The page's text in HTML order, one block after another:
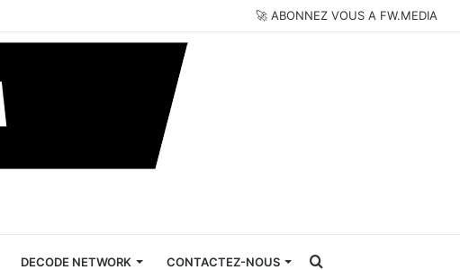
🚀 ABONNEZ VOUS A FW.MEDIA
DECODE NETWORK CONTACTEZ-NOUS Rechercher